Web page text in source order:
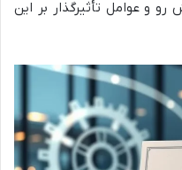
و عوامل تأثیرگذار بر این